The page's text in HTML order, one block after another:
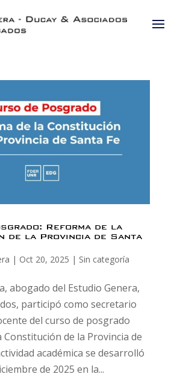
Reforma de la
de la Provincia de Santa
| Oct 20, 2025 | Sin categoría
abogado del Estudio Genera,
participó como secretario
del curso de posgrado
Constitución de la Provincia de
académica se desarrolló
de 2025 en la...